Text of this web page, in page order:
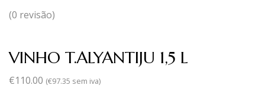
(0 revisão)
VINHO T.ALYANTIJU 1,5 L
€110.00 (€97.35 sem iva)